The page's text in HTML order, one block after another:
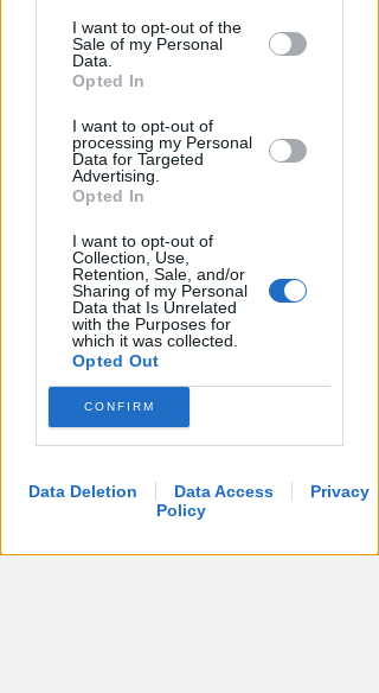
by us to third parties on the IAB’s List of
Downstream Participants that may
further disclose it to other third parties.
I want to opt-out of the
Sale of my Personal
Data.
Opted In
I want to opt-out of
processing my Personal
Data for Targeted
Advertising.
Opted In
I want to opt-out of
Collection, Use,
Retention, Sale, and/or
Sharing of my Personal
Data that Is Unrelated
with the Purposes for
which it was collected.
Opted Out
CONFIRM
Data Deletion Data Access
Privacy
Policy